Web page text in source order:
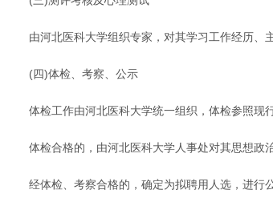
由河北医科大学组织专家，对其学习工作经历、
(四)体检、考察、公示
体检工作由河北医科大学统一组织，体检参照现
体检合格的，由河北医科大学人事处对其思想政
经体检、考察合格的，确定为拟聘用人选，进行